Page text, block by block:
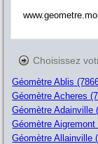
Choisissez
Géomètre Ablis
Géomètre Acheres
Géomètre Adainville
Géomètre Aigremont
Géomètre Allainville